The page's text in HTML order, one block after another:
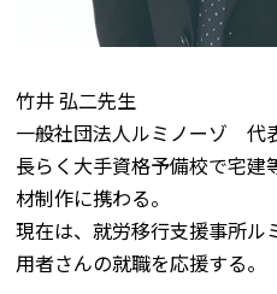
竹井 弘二先生
一般社団法人ルミノーゾ 代
長らく大手資格予備校で宅建
材制作に携わる。
現在は、就労移行支援事所ル
用者さんの就職を応援する。